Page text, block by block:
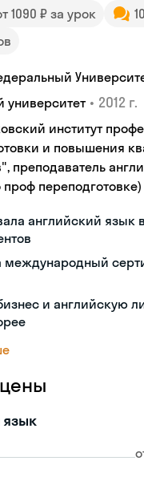
1090 ₽ за урок
университет • 2012 г.
институт
и повышения
преподаватель
переподготовке)
английский язык
международный
и английскую
язык